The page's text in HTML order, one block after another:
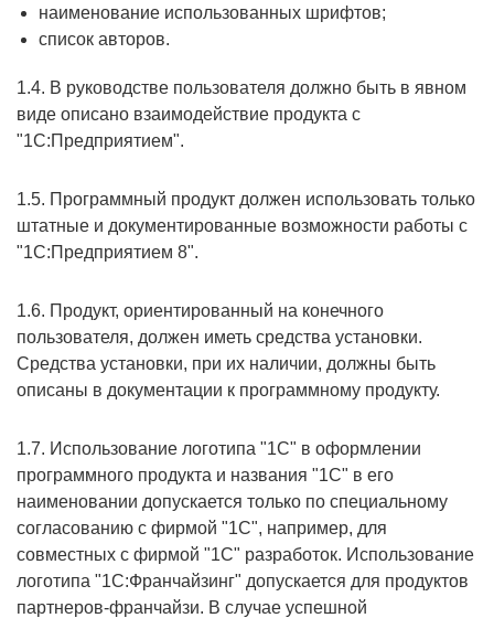
наименование использованных шрифтов;
список авторов.
1.4. В руководстве пользователя должно быть в явном
виде описано взаимодействие продукта с
"1С:Предприятием".
1.5. Программный продукт должен использовать только
штатные и документированные возможности работы с
"1С:Предприятием 8".
1.6. Продукт, ориентированный на конечного
пользователя, должен иметь средства установки.
Средства установки, при их наличии, должны быть
описаны в документации к программному продукту.
1.7. Использование логотипа "1С" в оформлении
программного продукта и названия "1С" в его
наименовании допускается только по специальному
согласованию с фирмой "1С", например, для
совместных с фирмой "1С" разработок. Использование
логотипа "1C:Франчайзинг" допускается для продуктов
партнеров-франчайзи. В случае успешной